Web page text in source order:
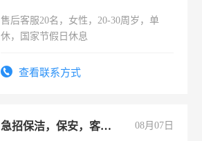
售后客服20名，女性，20-30周岁，单
休，国家节假日休息
查看联系方式
急招保洁，保安，客服，工程 08月07日